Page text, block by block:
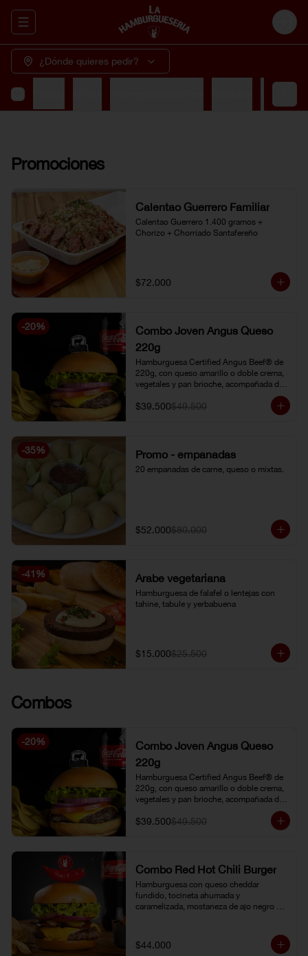
Abrir menu de navegación Login
¿Dónde quieres pedir?
Promociones
Calentao Guerrero Familiar
Calentao Guerrero 1.400 gramos +
Chorizo + Chorriado Santafereño
$72.000
-20%
Combo Joven Angus Queso
220g
Hamburguesa Certified Angus Beef® de
220g, con queso amarillo o doble crema,
vegetales y pan brioche, acompañada de
papa chip o papa francesa y gaseosa o
limonada natural.
$39.500$49.500
-35% Promo - empanadas
20 empanadas de carne, queso o mixtas.
$52.000$80.000
-41 % Árabe vegetariana
Hamburguesa de falafel o lentejas con
tahine, tabule y yerbabuena
$15.000$25.500
Combos
-20%
Combo Joven Angus Queso
220g
Hamburguesa Certified Angus Beef® de
220g, con queso amarillo o doble crema,
vegetales y pan brioche, acompañada de
papa chip o papa francesa y gaseosa o
limonada natural.
$39.500$49.500
Combo Red Hot Chili Burger
Hamburguesa con queso cheddar
fundido, tocineta ahumada y
caramelizada, mostaneza de ajo negro y
famoso chili con carne al lado.
Acompañada de papa chip o papa
$44.000